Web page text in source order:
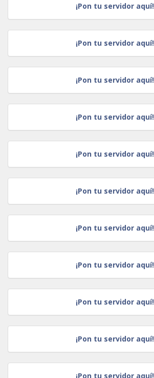
¡Pon tu servidor aquí!
¡Pon tu servidor aquí!
¡Pon tu servidor aquí!
¡Pon tu servidor aquí!
¡Pon tu servidor aquí!
¡Pon tu servidor aquí!
¡Pon tu servidor aquí!
¡Pon tu servidor aquí!
¡Pon tu servidor aquí!
¡Pon tu servidor aquí!
¡Pon tu servidor aquí!